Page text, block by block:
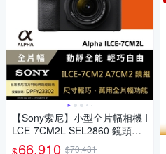
【Sony索尼】小型全片幅相機 I
LCE-7CM2L SEL2860 鏡頭組
(公司貨 保固18+6個月)
66,910 $70,431